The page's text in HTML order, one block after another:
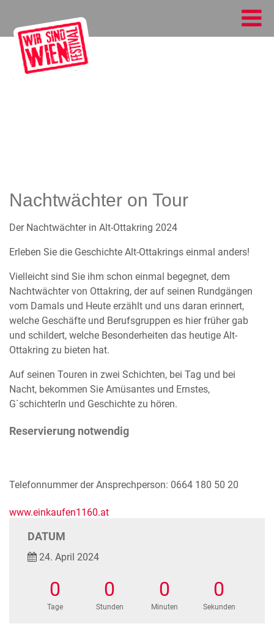
Nachtwächter on Tour
Der Nachtwächter in Alt-Ottakring 2024
Erleben Sie die Geschichte Alt-Ottakrings einmal anders!
Vielleicht sind Sie ihm schon einmal begegnet, dem
Nachtwächter von Ottakring, der auf seinen Rundgängen
vom Damals und Heute erzählt und uns daran erinnert,
welche Geschäfte und Berufsgruppen es hier früher gab
und schildert, welche Besonderheiten das heutige Alt-
Ottakring zu bieten hat.
Auf seinen Touren in zwei Schichten, bei Tag und bei
Nacht, bekommen Sie Amüsantes und Ernstes,
G`schichterln und Geschichte zu hören.
Reservierung notwendig
Telefonnummer der Ansprechperson: 0664 180 50 20
www.einkaufen1160.at
DATUM
24. April 2024
0
Tage
0
Stunden
0
Minuten
0
Sekunden